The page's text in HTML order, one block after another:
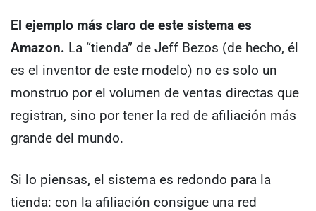
El ejemplo más claro de este sistema es
Amazon. La “tienda” de Jeff Bezos (de hecho, él
es el inventor de este modelo) no es solo un
monstruo por el volumen de ventas directas que
registran, sino por tener la red de afiliación más
grande del mundo.
Si lo piensas, el sistema es redondo para la
tienda: con la afiliación consigue una red